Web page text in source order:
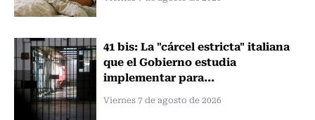
41 bis: La "cárcel estricta" italiana
que el Gobierno estudia
implementar para...
Viernes 7 de agosto de 2026